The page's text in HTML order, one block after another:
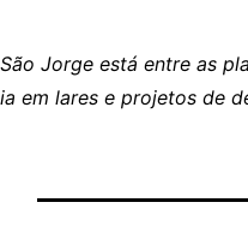
Jorge está entre as
em lares e projetos de